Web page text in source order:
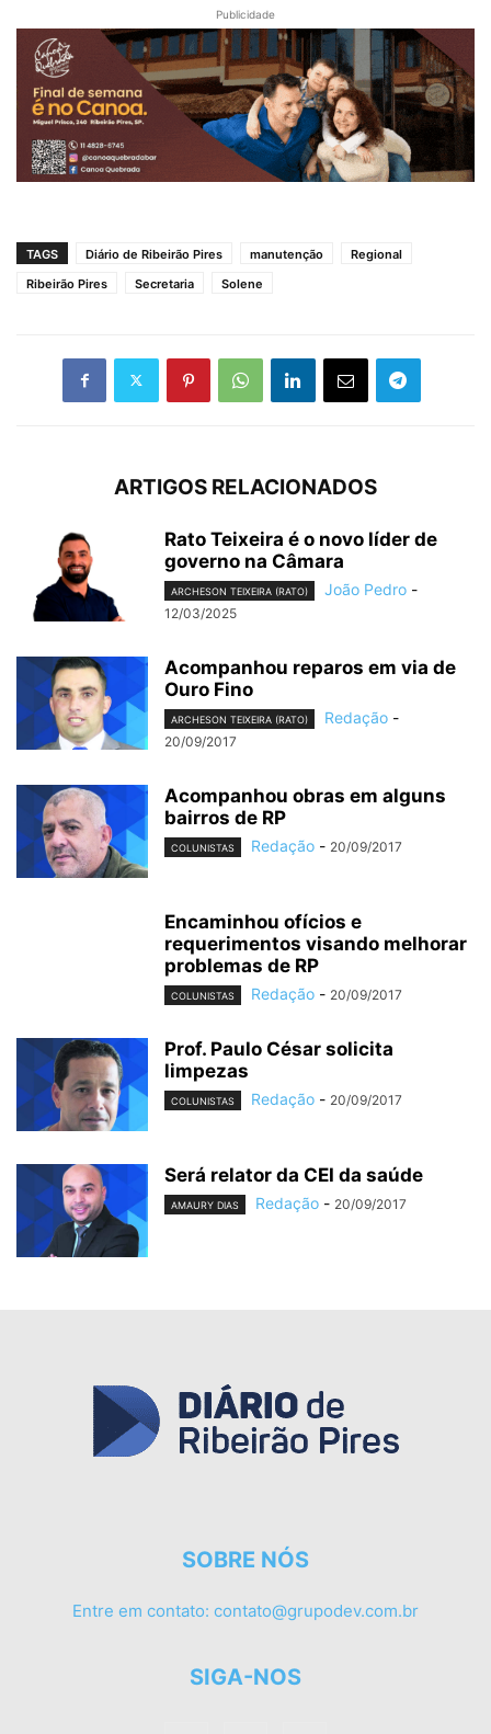
Publicidade
TAGS Diário de Ribeirão Pires manutenção
Regional
Ribeirão Pires
Secretaria Solene
ARTIGOS RELACIONADOS
Rato Teixeira é o novo líder de
governo na Câmara
ARCHESON TEIXEIRA (RATO) João Pedro -
12/03/2025
Acompanhou reparos em via de
Ouro Fino
ARCHESON TEIXEIRA (RATO) Redação -
20/09/2017
Acompanhou obras em alguns
bairros de RP
COLUNISTAS Redação - 20/09/2017
Encaminhou ofícios e
requerimentos visando melhorar
problemas de RP
COLUNISTAS Redação - 20/09/2017
Prof. Paulo César solicita
limpezas
COLUNISTAS Redação - 20/09/2017
Será relator da CEI da saúde
AMAURY DIAS Redação - 20/09/2017
SOBRE NÓS
Entre em contato: contato@grupodev.com.br
SIGA-NOS